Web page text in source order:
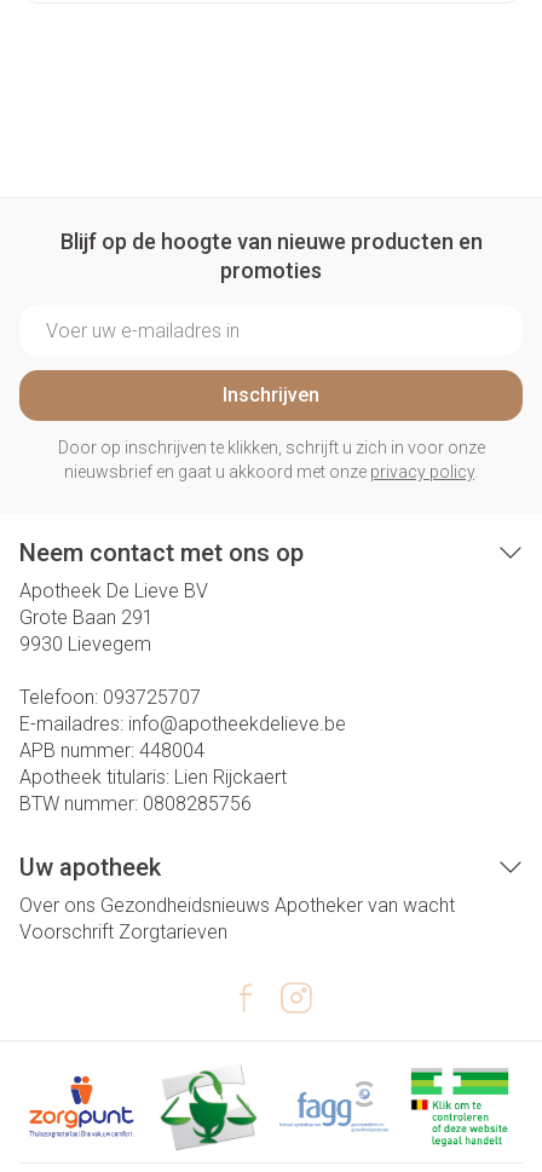
Blijf op de hoogte van nieuwe producten en
promoties
Inschrijven
Door op inschrijven te klikken, schrijft u zich in voor onze
nieuwsbrief en gaat u akkoord met onze privacy policy.
Neem contact met ons op
Apotheek De Lieve BV
Grote Baan 291
9930 Lievegem
Telefoon: 093725707
E-mailadres: info@apotheekdelieve.be
APB nummer: 448004
Apotheek titularis: Lien Rijckaert
BTW nummer: 0808285756
Uw apotheek
Over ons Gezondheidsnieuws Apotheker van wacht
Voorschrift Zorgtarieven